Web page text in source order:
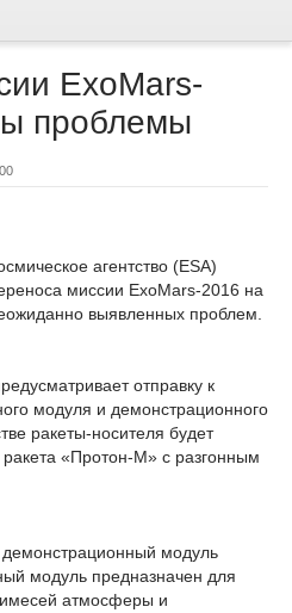
ExoMars-
проблемы
агентство (ESA)
миссии ExoMars-2016 на
выявленных проблем.
отправку к
модуля и демонстрационного
ракеты-носителя будет
ракета «Протон-М» с разгонным
модуль
модуль предназначен для
атмосферы и